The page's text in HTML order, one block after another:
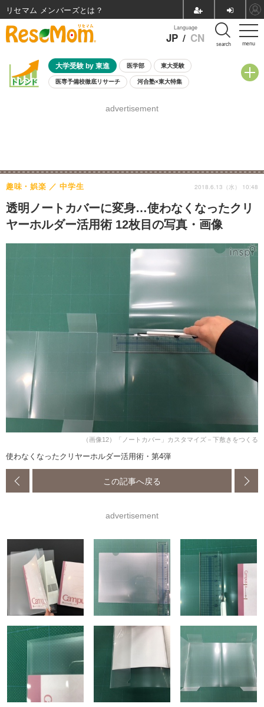
menu
Language
JP / CN search
大学受験 by 東進 医学部 東大受験
医専予備校徹底リサーチ 河合塾×東大特集
8月開催学校説明会・相談会
advertisement
透明ノートカバーに変身…使わなくなったクリ
ヤーホルダー活用術 12枚目の写真・画像
趣味・娯楽 中学生 2018.6.13（水） 10:48
（画像12）「ノートカバー」カスタマイズ－下敷きをつくる
使わなくなったクリヤーホルダー活用術・第4弾
この記事へ戻る
advertisement
リセマム メンバーズ